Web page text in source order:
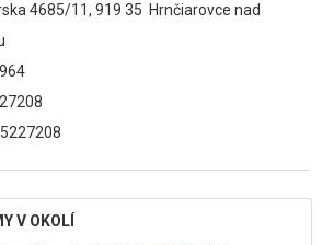
4685/11, 919 35 Hrnčiarovce nad
V OKOLÍ